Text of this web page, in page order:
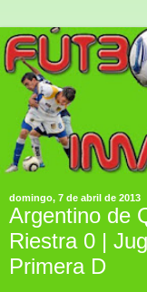
domingo, 7 de abril de 2013
Argentino de
Riestra 0 |
Primera D